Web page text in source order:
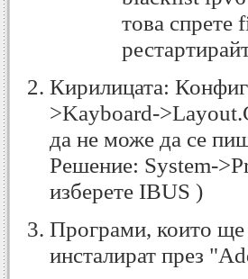
това
Кирилицата:
>Kayboard-
да не може да се
Решение: System-
изберете IBUS )
Програми, които ще
инсталират през